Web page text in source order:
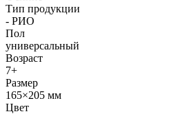
Тип продукции
- РИО
Пол
универсальный
Возраст
7+
Размер
165×205 мм
Цвет